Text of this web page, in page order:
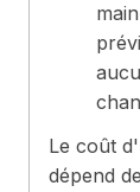
Le coût
dépend